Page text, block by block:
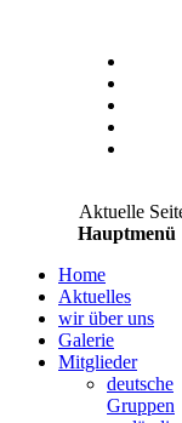
Aktuelle
Hauptmenü
Home
Aktuelles
wir über uns
Galerie
Mitglieder
deutsche
Gruppen